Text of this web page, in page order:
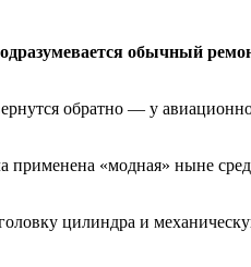
обычный
обратно — у
применена «модная» ныне
цилиндра и